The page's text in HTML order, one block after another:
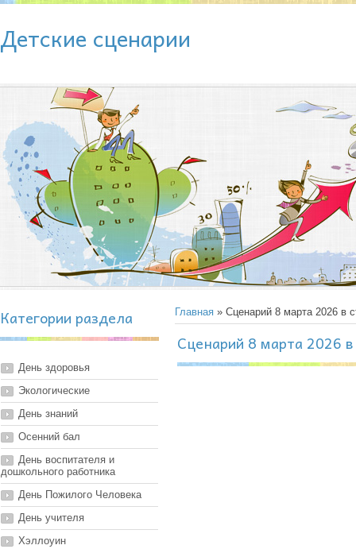
Детские сценарии
Категории раздела
День здоровья
Экологические
День знаний
Осенний бал
День воспитателя и
дошкольного работника
День Пожилого Человека
День учителя
Хэллоуин
Главная » Сценарий 8 марта 2026 в
Сценарий 8 марта 2026